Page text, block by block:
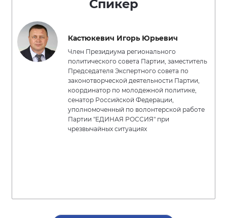
Спикер
Кастюкевич Игорь Юрьевич
Член Президиума регионального
политического совета Партии, заместитель
Председателя Экспертного совета по
законотворческой деятельности Партии,
координатор по молодежной политике,
сенатор Российской Федерации,
уполномоченный по волонтерской работе
Партии "ЕДИНАЯ РОССИЯ" при
чрезвычайных ситуациях